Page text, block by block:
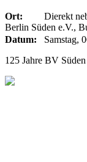
Ort:
Dierekt
Berlin Süden e.V.,
Datum:
Samstag,
125 Jahre BV